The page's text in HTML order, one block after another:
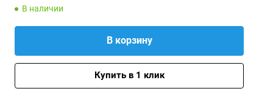
В наличии
В корзину
Купить в 1 клик